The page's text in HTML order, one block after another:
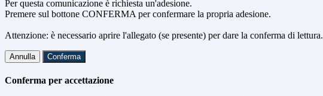
Per questa comunicazione è richiesta un'adesione.
Premere sul bottone CONFERMA per confermare la propria adesione.
Attenzione: è necessario aprire l'allegato (se presente) per dare la conferma di lettura.
Annulla Conferma
Conferma per accettazione